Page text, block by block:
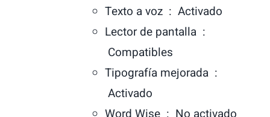
Texto a voz ‏ : ‎ Activado
Lector de pantalla ‏ :
Compatibles
Tipografía mejorada ‏ :
Activado